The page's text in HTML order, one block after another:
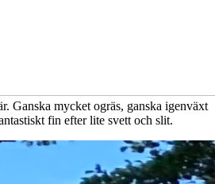
Ganska mycket ogräs, ganska igenväxt
fin efter lite svett och slit.